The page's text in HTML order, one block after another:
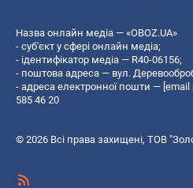
Назва онлайн медіа — «OBOZ.UA»
- суб'єкт у сфері онлайн медіа;
- ідентифікатор медіа — R40-06156;
- поштова адреса — вул.
- адреса електронної пошти — [email
585 46 20
© 2026 Всі права захищені, ТОВ